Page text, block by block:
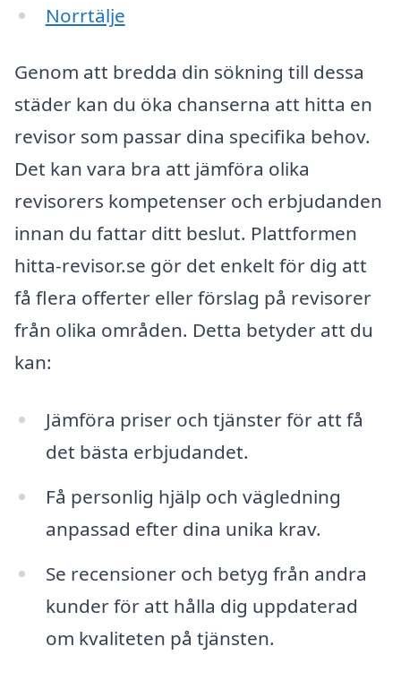
Norrtälje
Genom att bredda din sökning till dessa
städer kan du öka chanserna att hitta en
revisor som passar dina specifika behov.
Det kan vara bra att jämföra olika
revisorers kompetenser och erbjudanden
innan du fattar ditt beslut. Plattformen
hitta-revisor.se gör det enkelt för dig att
få flera offerter eller förslag på revisorer
från olika områden. Detta betyder att du
kan:
Jämföra priser och tjänster för att få
det bästa erbjudandet.
Få personlig hjälp och vägledning
anpassad efter dina unika krav.
Se recensioner och betyg från andra
kunder för att hålla dig uppdaterad
om kvaliteten på tjänsten.